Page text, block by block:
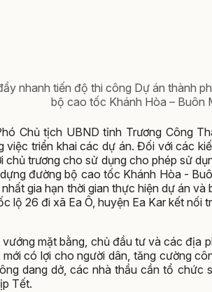
nhanh tiến độ thi công Dự án thành
bộ cao tốc Khánh Hòa – Buôn
Chủ tịch UBND tỉnh Trương Công
việc triển khai các dự án. Đối với các
chủ trương cho sử dụng cho phép sử
đường bộ cao tốc Khánh Hòa -
gia hạn thời gian thực hiện dự án
lộ 26 đi xã Ea Ô, huyện Ea Kar kết nối
mặt bằng, chủ đầu tư và các địa
có lợi cho người dân, tăng cường
dang dở, các nhà thầu cần tổ chức
Tết.